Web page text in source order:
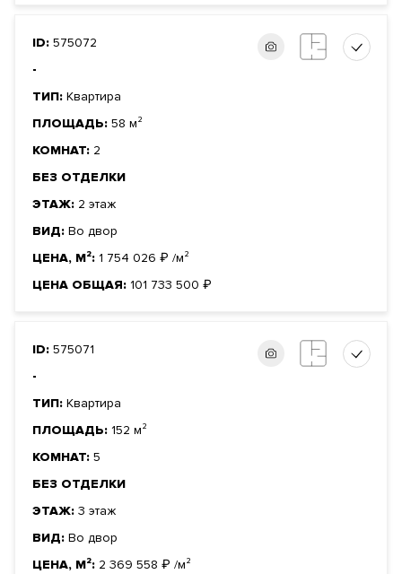
ID: 575072
-
ТИП: Квартира
ПЛОЩАДЬ: 58 м²
КОМНАТ: 2
БЕЗ ОТДЕЛКИ
ЭТАЖ: 2 этаж
ВИД: Во двор
ЦЕНА, М²: 1 754 026 ₽ /м²
ЦЕНА ОБЩАЯ: 101 733 500 ₽
ID: 575071
-
ТИП: Квартира
ПЛОЩАДЬ: 152 м²
КОМНАТ: 5
БЕЗ ОТДЕЛКИ
ЭТАЖ: 3 этаж
ВИД: Во двор
ЦЕНА, М²: 2 369 558 ₽ /м²